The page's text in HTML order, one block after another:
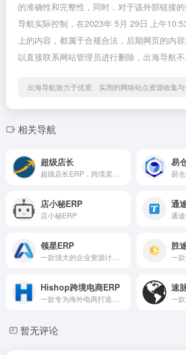
的准确性和完整性，同时，对于该外部链接
导航实际控制，在2023年 5月 29日 上午
上的内容，都属于合规合法，后期网页的内
以直接联系网站管理员进行删除，出海导航不
出海导航致力于优质、实用的网络站点资源收集与
相关导航
超级店长 易
店小秘ERP
店小秘ERP
通
通
领星ERP 胜
Hishop跨境电商ERP 速
暂无评论